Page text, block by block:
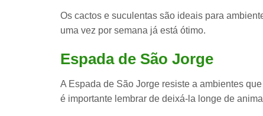
Os cactos e suculentas são ideais para
uma vez por semana já está ótimo.
Espada de São Jorge
A Espada de São Jorge resiste a ambientes que
é importante lembrar de deixá-la longe de